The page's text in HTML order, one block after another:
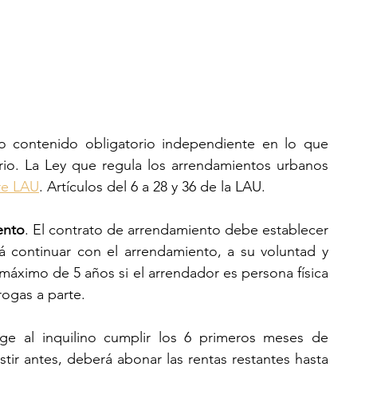
contenido obligatorio independiente en lo que
La Ley que regula los arrendamientos urbanos
LAU. Artículos del 6 a 28 y 36 de la LAU.
. El contrato de arrendamiento debe establecer
con el arrendamiento, a su voluntad y
de 5 años si el arrendador es persona física
a parte.
al inquilino cumplir los 6 primeros meses de
antes, deberá abonar las rentas restantes hasta